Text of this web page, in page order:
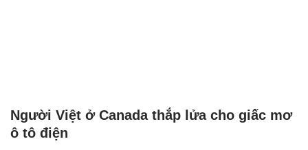
Người Việt ở Canada thắp lửa cho giấc mơ
ô tô điện